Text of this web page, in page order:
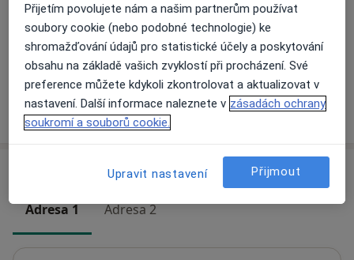
Ceník
Informace o službách a cenách nejsou k dispozici
Tento specialista ještě nepřidával žádné informace o
svých službách.
Adresa 1 Adresa 2
Přijetím povolujete nám a našim partnerům používat
soubory cookie (nebo podobné technologie) ke
shromažďování údajů pro statistické účely a poskytování
obsahu na základě vašich zvyklostí při procházení. Své
preference můžete kdykoli zkontrolovat a aktualizovat v
nastavení. Další informace naleznete v zásadách ochrany
soukromí a souborů cookie.
Upravit nastavení Přijmout